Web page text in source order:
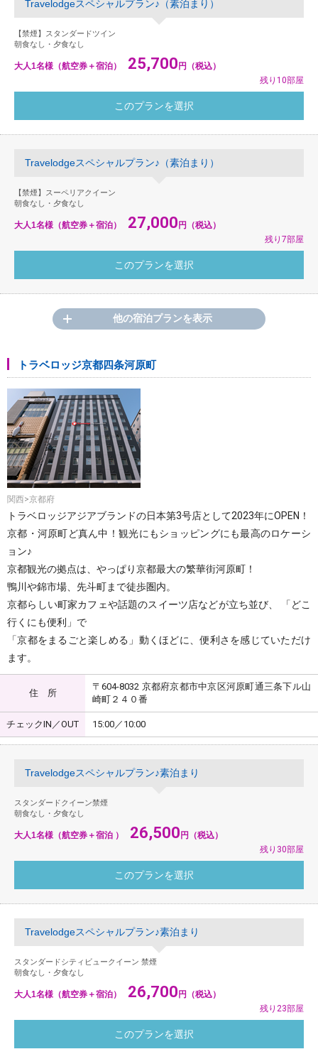
Travelodgeスペシャルプラン♪（素泊まり）
【禁煙】スタンダードツイン
朝食なし・夕食なし
大人1名様（航空券＋宿泊） 25,700円（税込）
残り10部屋
Travelodgeスペシャルプラン♪（素泊まり）
【禁煙】スーペリアクイーン
朝食なし・夕食なし
大人1名様（航空券＋宿泊） 27,000円（税込）
残り7部屋
他の宿泊プランを表示
トラベロッジ京都四条河原町
関西>京都府
トラベロッジアジアブランドの日本第3号店として2023年にOPEN！
京都・河原町ど真ん中！観光にもショッピングにも最高のロケーシ
ョン♪
京都観光の拠点は、やっぱり京都最大の繁華街河原町！
鴨川や錦市場、先斗町まで徒歩圏内。
京都らしい町家カフェや話題のスイーツ店などが立ち並び、 「どこ
行くにも便利」で
「京都をまるごと楽しめる」動くほどに、便利さを感じていただけ
ます。
住 所
〒604-8032 京都府京都市中京区河原町通三条下ル山
崎町２４０番
チェックIN／OUT 15:00／10:00
Travelodgeスペシャルプラン♪素泊まり
スタンダードクイーン禁煙
朝食なし・夕食なし
大人1名様（航空券＋宿泊 ） 26,500円（税込）
残り30部屋
Travelodgeスペシャルプラン♪素泊まり
スタンダードシティビュークイーン 禁煙
朝食なし・夕食なし
大人1名様（航空券＋宿泊） 26,700円（税込）
残り23部屋